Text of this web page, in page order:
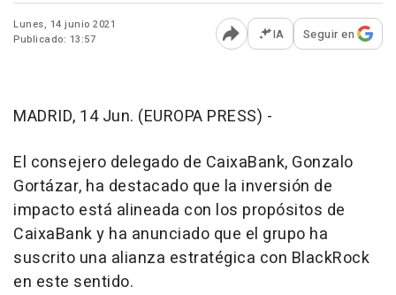
Lunes, 14 junio 2021
Publicado: 13:57
Abrir opciones para
IA Seguir en
MADRID, 14 Jun. (EUROPA PRESS) -
El consejero delegado de CaixaBank, Gonzalo
Gortázar, ha destacado que la inversión de
impacto está alineada con los propósitos de
CaixaBank y ha anunciado que el grupo ha
suscrito una alianza estratégica con BlackRock
en este sentido.